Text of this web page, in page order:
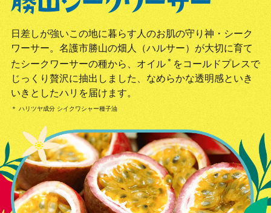
日差しが強いこの地に暮らす人のお肌の守り神・シーク
ワーサー。名護市勝山の畑人（ハルサー）が大切に育て
たシークワーサーの種から、オイル ＊ をコールドプレスで
じっくり贅沢に抽出しました、なめらかな透明感といき
いきとしたハリを届けます。
＊ ハリツヤ成分 シイクワシャー種子油